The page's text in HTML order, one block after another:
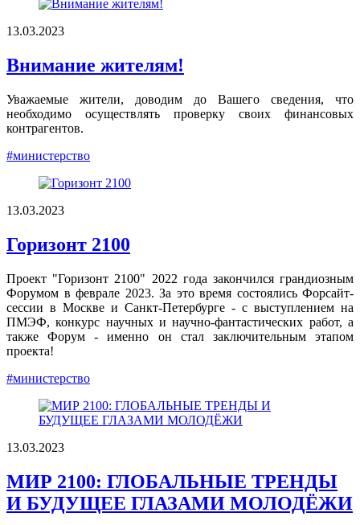
13.03.2023
Внимание жителям!
Уважаемые жители, доводим до Вашего сведения, что
необходимо осуществлять проверку своих финансовых
контрагентов.
#министерство
13.03.2023
Горизонт 2100
Проект "Горизонт 2100" 2022 года закончился грандиозным
Форумом в феврале 2023. За это время состоялись Форсайт-
сессии в Москве и Санкт-Петербурге - с выступлением на
ПМЭФ, конкурс научных и научно-фантастических работ, а
также Форум - именно он стал заключительным этапом
проекта!
#министерство
13.03.2023
МИР 2100: ГЛОБАЛЬНЫЕ ТРЕНДЫ
И БУДУЩЕЕ ГЛАЗАМИ МОЛОДЁЖИ